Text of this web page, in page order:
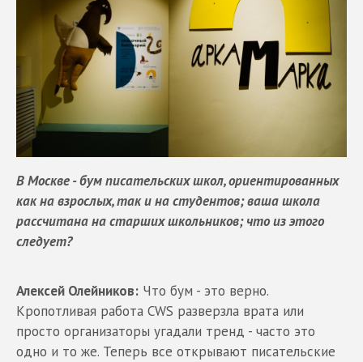
В Москве - бум писательских школ, ориентированных
как на взрослых, так и на студентов; ваша школа
рассчитана на старших школьников; что из этого
следует?
Алексей Олейников: Что бум - это верно.
Кропотливая работа CWS разверзла врата или
просто организаторы угадали тренд - часто это
одно и то же. Теперь все открывают писательские